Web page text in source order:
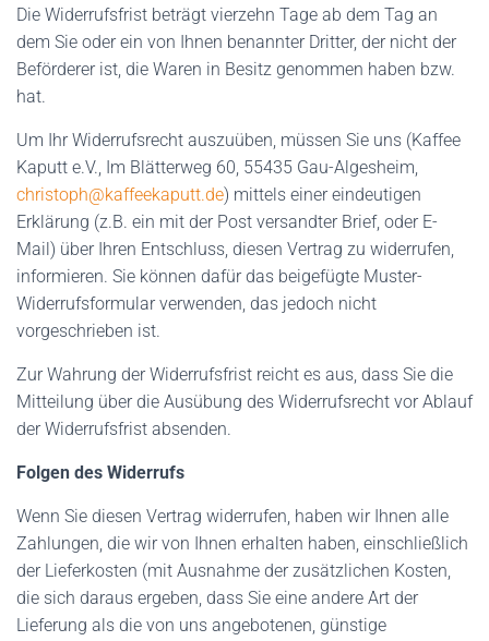
Die Widerrufsfrist beträgt vierzehn Tage ab dem Tag an
dem Sie oder ein von Ihnen benannter Dritter, der nicht der
Beförderer ist, die Waren in Besitz genommen haben bzw.
hat.
Um Ihr Widerrufsrecht auszuüben, müssen Sie uns (Kaffee
Kaputt e.V., Im Blätterweg 60, 55435 Gau-Algesheim,
christoph@kaffeekaputt.de) mittels einer eindeutigen
Erklärung (z.B. ein mit der Post versandter Brief, oder E-
Mail) über Ihren Entschluss, diesen Vertrag zu widerrufen,
informieren. Sie können dafür das beigefügte Muster-
Widerrufsformular verwenden, das jedoch nicht
vorgeschrieben ist.
Zur Wahrung der Widerrufsfrist reicht es aus, dass Sie die
Mitteilung über die Ausübung des Widerrufsrecht vor Ablauf
der Widerrufsfrist absenden.
Folgen des Widerrufs
Wenn Sie diesen Vertrag widerrufen, haben wir Ihnen alle
Zahlungen, die wir von Ihnen erhalten haben, einschließlich
der Lieferkosten (mit Ausnahme der zusätzlichen Kosten,
die sich daraus ergeben, dass Sie eine andere Art der
Lieferung als die von uns angebotenen, günstige